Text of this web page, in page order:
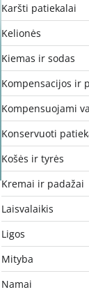
Karšti patiekalai
Kelionės
Kiemas ir sodas
Kompensacijos ir
Kompensuojami
Konservuoti
Košės ir tyrės
Kremai ir padažai
Laisvalaikis
Ligos
Mityba
Namai